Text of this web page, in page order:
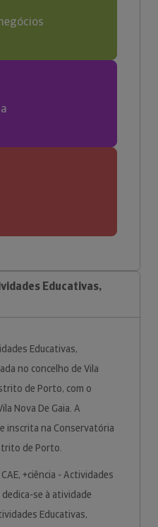
Educativas,
Educativas,
no concelho de Vila
de Porto, com o
Nova De Gaia. A
inscrita na Conservatória
de Porto.
+ciência - Actividades
se à atividade
Educativas,